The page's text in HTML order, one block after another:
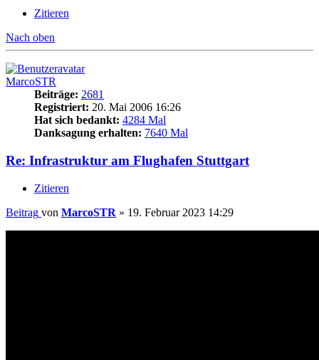
Zitieren
Nach oben
MarcoSTR
Beiträge: 2681
Registriert: 20. Mai 2006 16:26
Hat sich bedankt: 4284 Mal
Danksagung erhalten: 7640 Mal
Re: Infrastruktur am Flughafen Stuttgart
Zitieren
Beitrag von MarcoSTR » 19. Februar 2023 14:29